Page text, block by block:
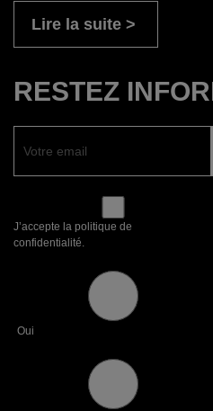
Lire la suite
RESTEZ
J’accepte la politique de
confidentialité.
Oui